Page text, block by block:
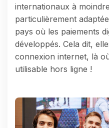
internationaux à
particulièrement
pays où les paiements
développés. Cela dit,
connexion internet, là
utilisable hors ligne !